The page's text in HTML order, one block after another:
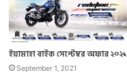
ইয়ামাহা বাইক সেপ্টেম্বর অফার ২০২১
September 1, 2021